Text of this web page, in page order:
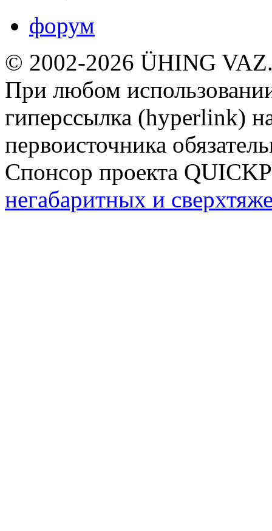
форум
© 2002-2026 ÜHING
При любом
гиперссылка (hyperlink)
первоисточника
Спонсор проекта
негабаритных и